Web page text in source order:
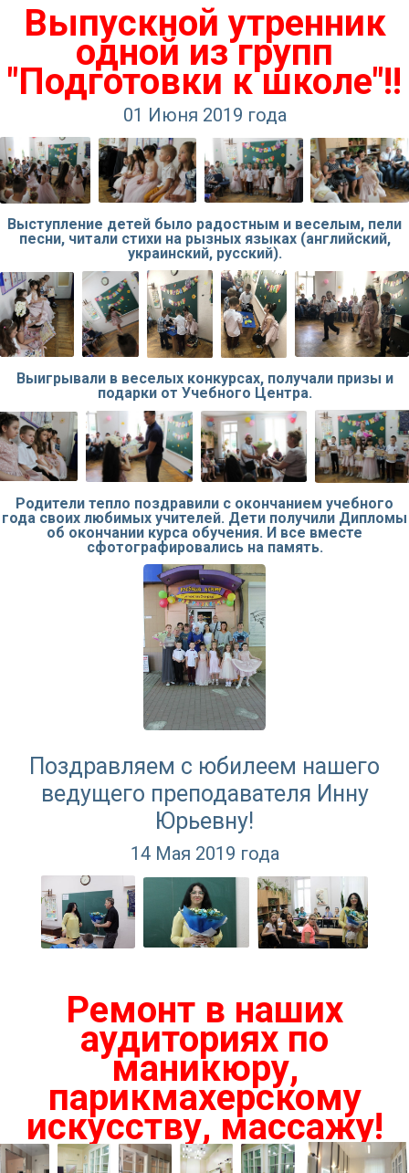
Выпускной утренник
одной из групп
"Подготовки к школе"!!
01 Июня 2019 года
Выступление детей было радостным и веселым, пели
песни, читали стихи на рызных языках (английский,
украинский, русский).
Выигрывали в веселых конкурсах, получали призы и
подарки от Учебного Центра.
Родители тепло поздравили с окончанием учебного
года своих любимых учителей. Дети получили Дипломы
об окончании курса обучения. И все вместе
сфотографировались на память.
Поздравляем с юбилеем нашего
ведущего преподавателя Инну
Юрьевну!
14 Мая 2019 года
Ремонт в наших
аудиториях по
маникюру,
парикмахерскому
искусству, массажу!